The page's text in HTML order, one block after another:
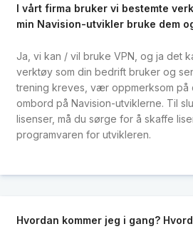
I vårt firma bruker vi bestemte
min Navision-utvikler bruke dem
Ja, vi kan / vil bruke VPN, og ja det
verktøy som din bedrift bruker og
trening kreves, vær oppmerksom på
ombord på Navision-utviklerne. Til
lisenser, må du sørge for å skaffe
programvaren for utvikleren.
Hvordan kommer jeg i gang?